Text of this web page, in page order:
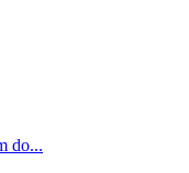
do...